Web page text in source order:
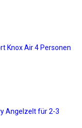
Knox Air 4 Personen
Angelzelt für 2-3